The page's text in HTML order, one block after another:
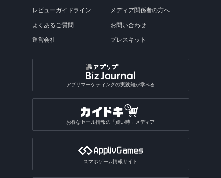
レビューガイドライン
よくあるご質問
運営会社
メディア関係者の方へ
お問い合わせ
プレスキット
アプリマーケティングの実践知が学べる
お得なセール情報の「買い時」メディア
スマホゲーム情報サイト